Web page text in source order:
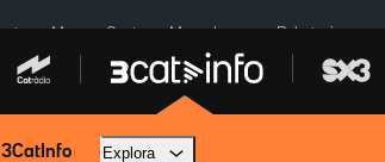
Menors Ceuta Mercabarna Robatoris coure
3CatInfo Explora